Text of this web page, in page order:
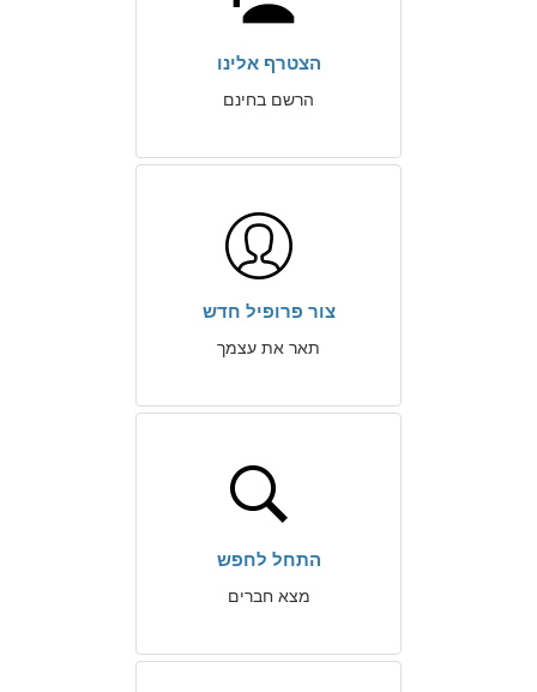
הצטרף אלינו
הרשם בחינם
צור פרופיל חדש
תאר את עצמך
התחל לחפש
מצא חברים